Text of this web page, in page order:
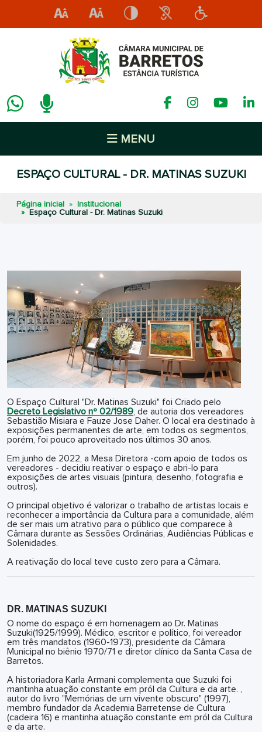
MENU
ESPAÇO CULTURAL - DR. MATINAS SUZUKI
Página inicial
Institucional
Espaço Cultural - Dr. Matinas Suzuki
O Espaço Cultural "Dr. Matinas Suzuki" foi Criado pelo
Decreto Legislativo nº 02/1989 , de autoria dos vereadores
Sebastião Misiara e Fauze Jose Daher. O local era destinado à
exposições permanentes de arte, em todos os segmentos,
porém, foi pouco aproveitado nos últimos 30 anos.
Em junho de 2022, a Mesa Diretora -com apoio de todos os
vereadores - decidiu reativar o espaço e abri-lo para
exposições de artes visuais (pintura, desenho, fotografia e
outros).
O principal objetivo é valorizar o trabalho de artistas locais e
reconhecer a importância da Cultura para a comunidade, além
de ser mais um atrativo para o público que comparece à
Câmara durante as Sessões Ordinárias, Audiências Públicas e
Solenidades.
A reativação do local teve custo zero para a Câmara.
DR. MATINAS SUZUKI
O nome do espaço é em homenagem ao Dr. Matinas
Suzuki(1925/1999). Médico, escritor e político, foi vereador
em três mandatos (1960-1973), presidente da Câmara
Municipal no biênio 1970/71 e diretor clínico da Santa Casa de
Barretos.
A historiadora Karla Armani complementa que Suzuki foi
mantinha atuação constante em pról da Cultura e da arte. ,
autor do livro "Memórias de um vivente obscuro" (1997),
membro fundador da Academia Barretense de Cultura
(cadeira 16) e mantinha atuação constante em pról da Cultura
e da arte.